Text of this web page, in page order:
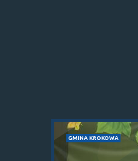
GMINA KROKOWA